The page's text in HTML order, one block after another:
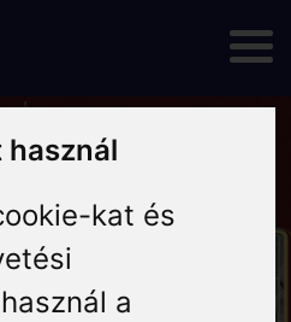
használ
kat és
a